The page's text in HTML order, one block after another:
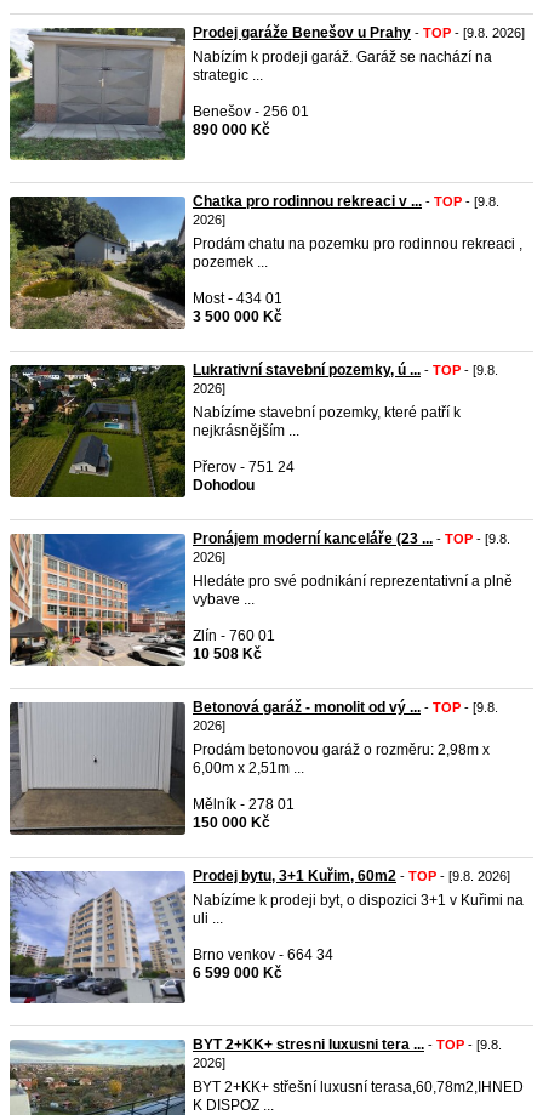
Prodej garáže Benešov u Prahy - TOP - [9.8. 2026]
Nabízím k prodeji garáž. Garáž se nachází na
strategic ...
Benešov - 256 01
890 000 Kč
Chatka pro rodinnou rekreaci v ... - TOP - [9.8.
2026]
Prodám chatu na pozemku pro rodinnou rekreaci ,
pozemek ...
Most - 434 01
3 500 000 Kč
Lukrativní stavební pozemky, ú ... - TOP - [9.8.
2026]
Nabízíme stavební pozemky, které patří k
nejkrásnějším ...
Přerov - 751 24
Dohodou
Pronájem moderní kanceláře (23 ... - TOP - [9.8.
2026]
Hledáte pro své podnikání reprezentativní a plně
vybave ...
Zlín - 760 01
10 508 Kč
Betonová garáž - monolit od vý ... - TOP - [9.8.
2026]
Prodám betonovou garáž o rozměru: 2,98m x
6,00m x 2,51m ...
Mělník - 278 01
150 000 Kč
Prodej bytu, 3+1 Kuřim, 60m2 - TOP - [9.8. 2026]
Nabízíme k prodeji byt, o dispozici 3+1 v Kuřimi na
uli ...
Brno venkov - 664 34
6 599 000 Kč
BYT 2+KK+ stresni luxusni tera ... - TOP - [9.8.
2026]
BYT 2+KK+ střešní luxusní terasa,60,78m2,IHNED
K DISPOZ ...